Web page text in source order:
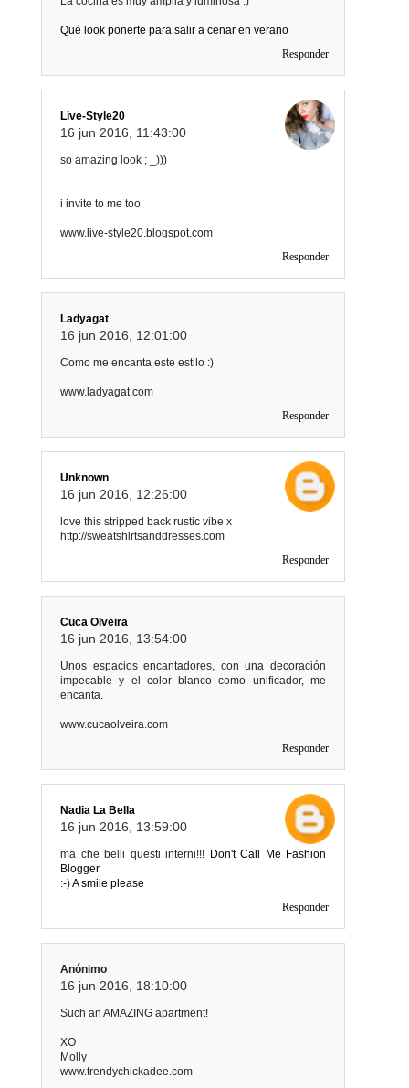
Qué look ponerte para salir a cenar en verano
Responder
Live-Style20
16 jun 2016, 11:43:00
so amazing look ; _)))
i invite to me too
www.live-style20.blogspot.com
Responder
Ladyagat
16 jun 2016, 12:01:00
Como me encanta este estilo :)
www.ladyagat.com
Responder
Unknown
16 jun 2016, 12:26:00
love this stripped back rustic vibe x
http://sweatshirtsanddresses.com
Responder
Cuca Olveira
16 jun 2016, 13:54:00
Unos espacios encantadores, con una decoración
impecable y el color blanco como unificador, me
encanta.
www.cucaolveira.com
Responder
Nadia La Bella
16 jun 2016, 13:59:00
ma che belli questi interni!!! Don't Call Me Fashion
Blogger
:-)A smile please
Responder
Anónimo
16 jun 2016, 18:10:00
Such an AMAZING apartment!
XO
Molly
www.trendychickadee.com